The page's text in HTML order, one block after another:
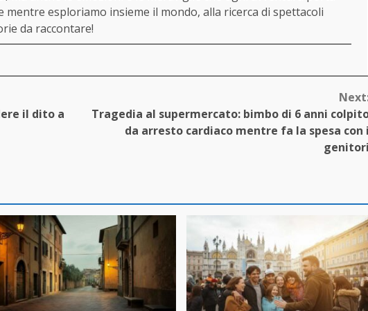
mentre esploriamo insieme il mondo, alla ricerca di spettacoli
da raccontare!
il dito a
Tragedia al supermercato: bimbo di 6 anni
da arresto cardiaco mentre fa la spesa con i
genitori